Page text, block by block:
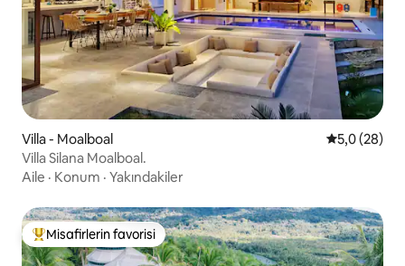
Villa - Moalboal 5 üzerinden
5,0 (28)
Villa Silana Moalboal.
Aile · Konum · Yakındakiler
Misafirlerin favorilerinden en beğenilenler arasında
Misafirlerin favorisi